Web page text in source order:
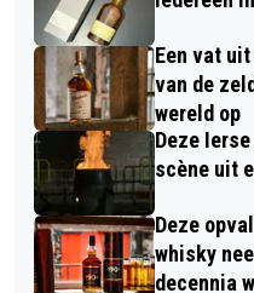
Een vat
van de
wereld op
Deze
scène uit
Deze
whisky
decennia